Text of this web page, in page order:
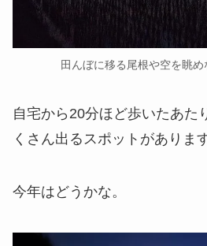
田んぼに移る尾根や空を眺め
自宅から20分ほど歩いたあた
くさん出るスポットがあります
今年はどうかな。